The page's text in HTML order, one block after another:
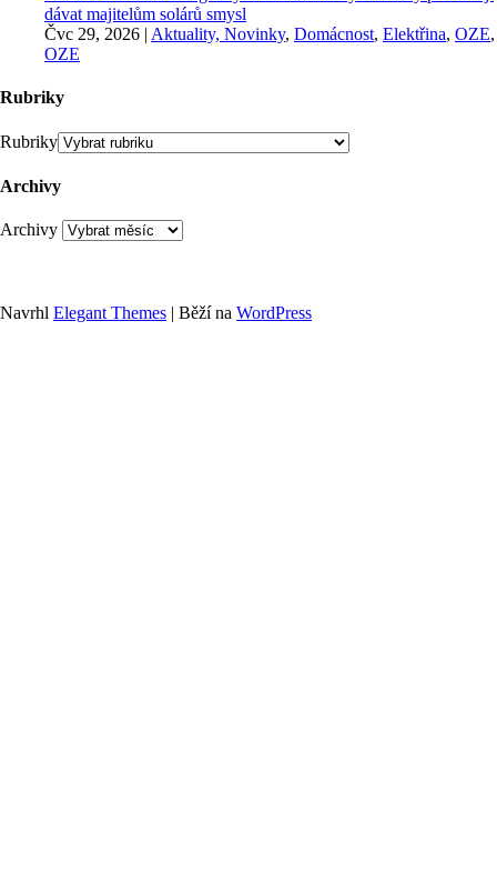
dávat majitelům solárů smysl
Čvc 29, 2026 | Aktuality, Novinky, Domácnost, Elektřina, OZE,
OZE
Rubriky
Rubriky
Archivy
Archivy
Navrhl Elegant Themes | Běží na WordPress